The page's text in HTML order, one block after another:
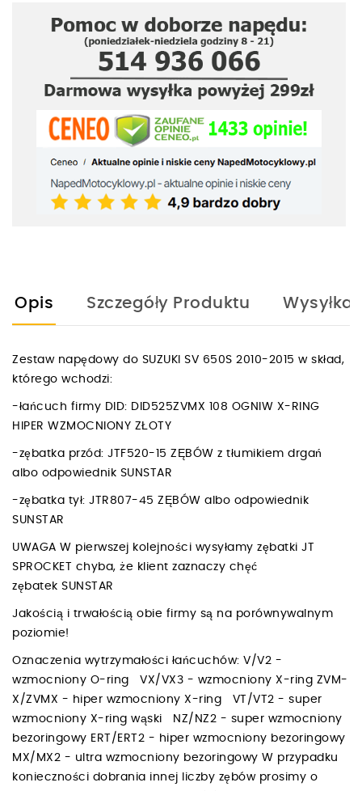
Opis Szczegóły Produktu Wysyłka
Zestaw napędowy do SUZUKI SV 650S 2010-2015 w skład,
którego wchodzi:
-łańcuch firmy DID: DID525ZVMX 108 OGNIW X-RING
HIPER WZMOCNIONY ZŁOTY
-zębatka przód: JTF520-15 ZĘBÓW z tłumikiem drgań
albo odpowiednik SUNSTAR
-zębatka tył: JTR807-45 ZĘBÓW albo odpowiednik
SUNSTAR
UWAGA W pierwszej kolejności wysyłamy zębatki JT
SPROCKET chyba, że klient zaznaczy chęć
zębatek SUNSTAR
Jakością i trwałością obie firmy są na porównywalnym
poziomie!
Oznaczenia wytrzymałości łańcuchów: V/V2 -
wzmocniony O-ring VX/VX3 - wzmocniony X-ring ZVM-
X/ZVMX - hiper wzmocniony X-ring VT/VT2 - super
wzmocniony X-ring wąski NZ/NZ2 - super wzmocniony
bezoringowy ERT/ERT2 - hiper wzmocniony bezoringowy
MX/MX2 - ultra wzmocniony bezoringowy W przypadku
konieczności dobrania innej liczby zębów prosimy o